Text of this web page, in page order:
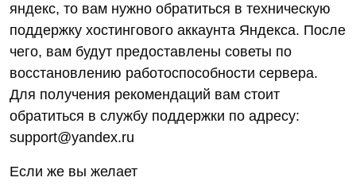
яндекс, то вам нужно обратиться в техническую
поддержку хостингового аккаунта Яндекса. После
чего, вам будут предоставлены советы по
восстановлению работоспособности сервера.
Для получения рекомендаций вам стоит
обратиться в службу поддержки по адресу:
support@yandex.ru
Если же вы желает